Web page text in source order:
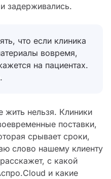
задерживались.
что если клиника
вовремя,
на пациентах.
жить нельзя. Клиники
поставки,
срывает сроки,
слово нашему клиенту
с какой
и какие